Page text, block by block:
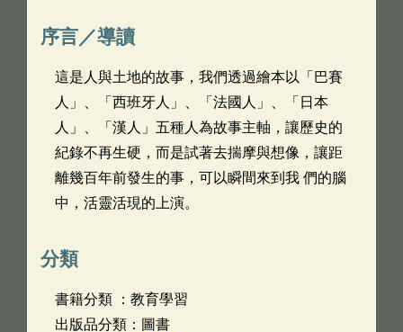
序言／導讀
這是人與土地的故事，我們透過繪本以「巴賽
人」、「西班牙人」、「法國人」、「日本
人」、「漢人」五種人為故事主軸，讓歷史的
紀錄不再生硬，而是試著去揣摩與想像，讓距
離幾百年前發生的事，可以瞬間來到我 們的腦
中，活靈活現的上演。
分類
書籍分類 ：教育學習
出版品分類：圖書